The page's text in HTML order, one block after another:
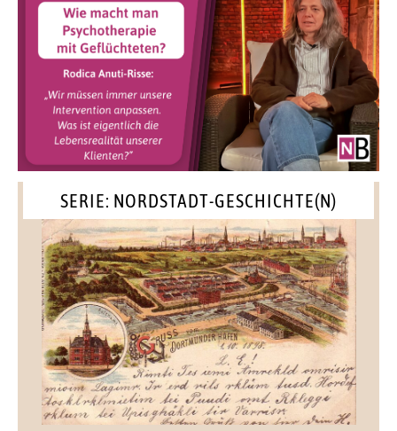
SERIE: NORDSTADT-GESCHICHTE(N)